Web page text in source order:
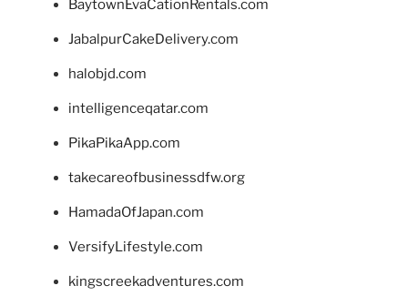
BaytownEvaCationRentals.com
JabalpurCakeDelivery.com
halobjd.com
intelligenceqatar.com
PikaPikaApp.com
takecareofbusinessdfw.org
HamadaOfJapan.com
VersifyLifestyle.com
kingscreekadventures.com